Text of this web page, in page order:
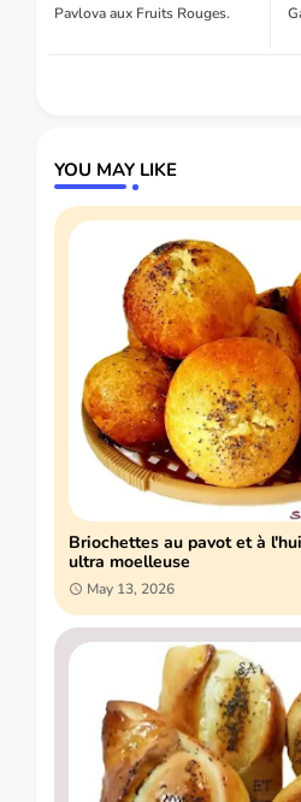
Pavlova aux Fruits Rouges.
YOU MAY LIKE
Briochettes au pavot et à
ultra moelleuse
May 13, 2026